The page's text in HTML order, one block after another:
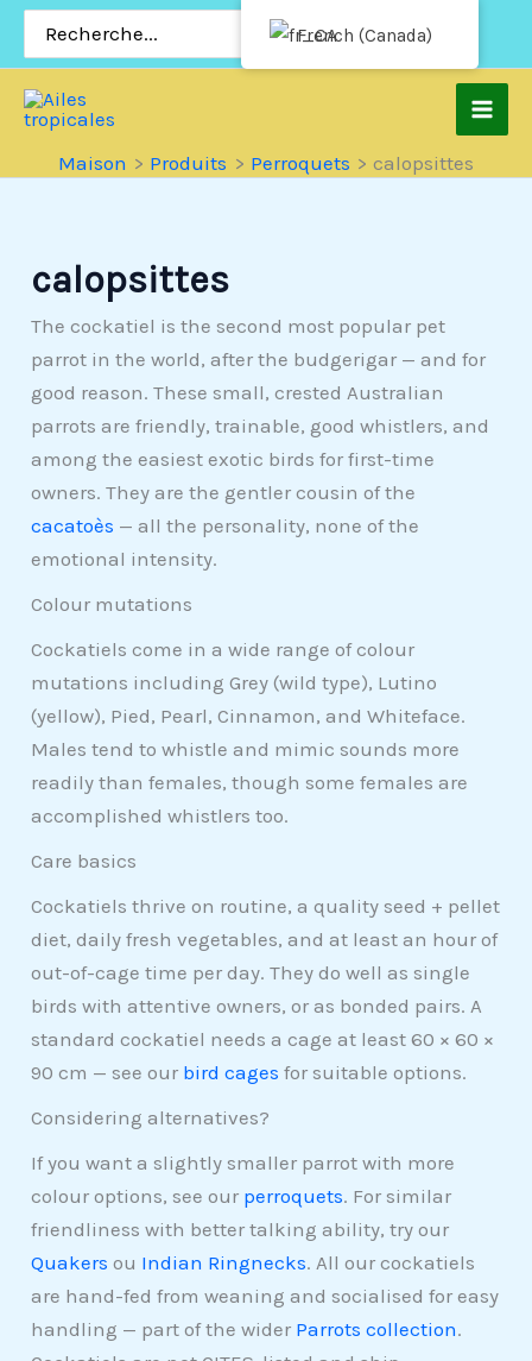
Passer
Maison Produits Perroquets calopsittes
calopsittes
The cockatiel is the second most popular pet
parrot in the world, after the budgerigar — and for
good reason. These small, crested Australian
parrots are friendly, trainable, good whistlers, and
among the easiest exotic birds for first-time
owners. They are the gentler cousin of the
cacatoès — all the personality, none of the
emotional intensity.
Colour mutations
Cockatiels come in a wide range of colour
mutations including Grey (wild type), Lutino
(yellow), Pied, Pearl, Cinnamon, and Whiteface.
Males tend to whistle and mimic sounds more
readily than females, though some females are
accomplished whistlers too.
Care basics
Cockatiels thrive on routine, a quality seed + pellet
diet, daily fresh vegetables, and at least an hour of
out-of-cage time per day. They do well as single
birds with attentive owners, or as bonded pairs. A
standard cockatiel needs a cage at least 60 × 60 ×
90 cm — see our bird cages for suitable options.
Considering alternatives?
If you want a slightly smaller parrot with more
colour options, see our perroquets. For similar
friendliness with better talking ability, try our
Quakers ou Indian Ringnecks. All our cockatiels
are hand-fed from weaning and socialised for easy
handling — part of the wider Parrots collection.
French (Canada)